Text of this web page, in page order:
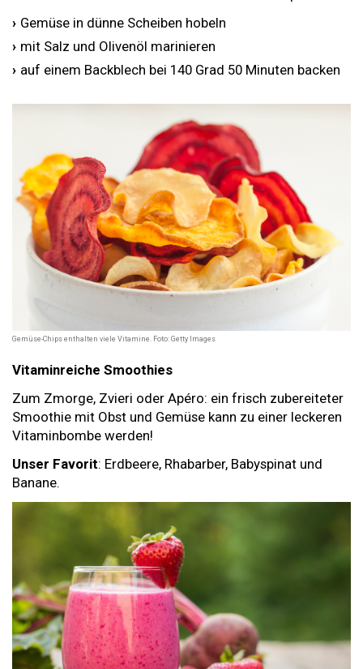
Gemüse in dünne Scheiben hobeln
mit Salz und Olivenöl marinieren
auf einem Backblech bei 140 Grad 50 Minuten backen
Gemüse-Chips enthalten viele Vitamine. Foto: Getty Images
Vitaminreiche Smoothies
Zum Zmorge, Zvieri oder Apéro: ein frisch zubereiteter
Smoothie mit Obst und Gemüse kann zu einer leckeren
Vitaminbombe werden!
Unser Favorit: Erdbeere, Rhabarber, Babyspinat und
Banane.